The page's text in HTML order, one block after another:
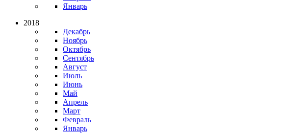
Январь
2018
Декабрь
Ноябрь
Октябрь
Сентябрь
Август
Июль
Июнь
Май
Апрель
Март
Февраль
Январь